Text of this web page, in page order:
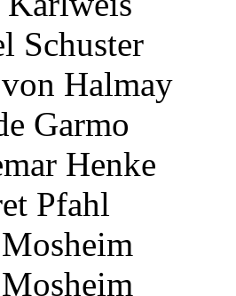
Schuster
Halmay
Garmo
Henke
Pfahl